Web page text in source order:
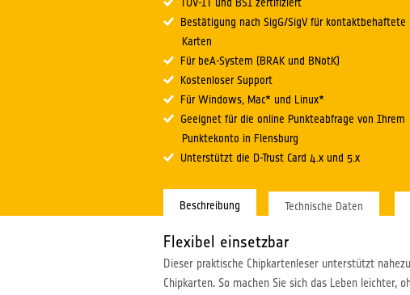
Bestätigung nach SigG/SigV für kontaktbehaftete
Karten
Für beA-System (BRAK und BNotK)
Kostenloser Support
Für Windows, Mac* und Linux*
Geeignet für die online Punkteabfrage von Ihrem
Punktekonto in Flensburg
Unterstützt die D-Trust Card 4.x und 5.x
Beschreibung
Flexibel einsetzbar
Dieser praktische Chipkartenleser unterstützt
Chipkarten. So machen Sie sich das Leben
Technische Daten